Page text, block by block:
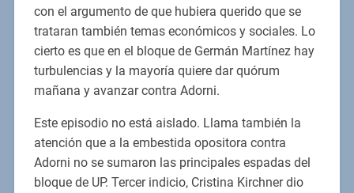
con el argumento de que hubiera querido que se
trataran también temas económicos y sociales. Lo
cierto es que en el bloque de Germán Martínez hay
turbulencias y la mayoría quiere dar quórum
mañana y avanzar contra Adorni.
Este episodio no está aislado. Llama también la
atención que a la embestida opositora contra
Adorni no se sumaron las principales espadas del
bloque de UP. Tercer indicio, Cristina Kirchner dio